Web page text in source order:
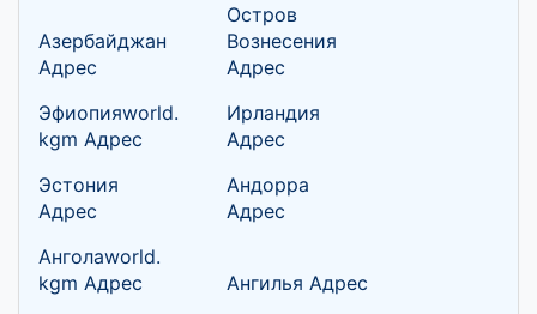
Азербайджан
Адрес
Остров
Вознесения
Адрес
Эфиопияworld.
kgm Адрес
Ирландия
Адрес
Эстония
Адрес
Андорра
Адрес
Анголаworld.
kgm Адрес
Ангилья Адрес